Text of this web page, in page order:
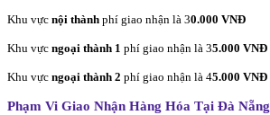
Khu vực nội thành phí giao nhận là 30.000 VNĐ
Khu vực ngoại thành 1 phí giao nhận là 35.000 VNĐ
Khu vực ngoại thành 2 phí giao nhận là 45.000 VNĐ
Phạm Vi Giao Nhận Hàng Hóa Tại Đà Nẵng